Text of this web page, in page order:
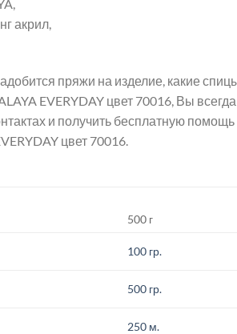
акрил,
пряжи на изделие, какие
EVERYDAY цвет 70016, Вы
и получить бесплатную
цвет 70016.
500 г
100 гр.
500 гр.
250 м.